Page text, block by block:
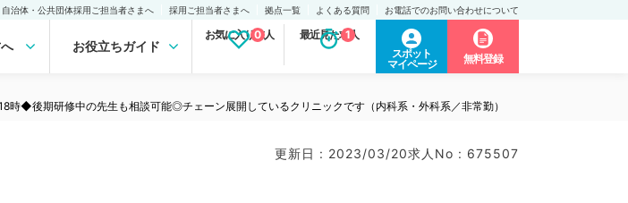
自治体・公共団体採用ご担当者さまへ 採用ご担当者さまへ 拠点一覧 よくある質問 お電話でのお問い合わせについて
お役立ちガイド
お気に入り求人
0 最近見た求人
1
スポット
マイページ
無料登録
◆後期研修中の先生も相談可能◎チェーン展開しているクリニックです（内科系・外科系／非常勤）
更新日 : 2023/03/20求人No : 675507